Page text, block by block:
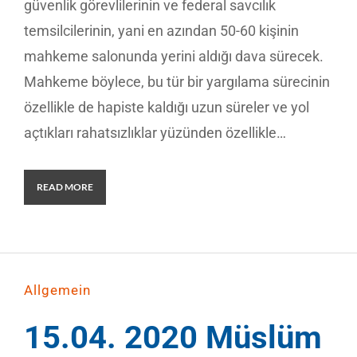
güvenlik görevlilerinin ve federal savcılık
temsilcilerinin, yani en azından 50-60 kişinin
mahkeme salonunda yerini aldığı dava sürecek.
Mahkeme böylece, bu tür bir yargılama sürecinin
özellikle de hapiste kaldığı uzun süreler ve yol
açtıkları rahatsızlıklar yüzünden özellikle…
READ MORE
Allgemein
15.04. 2020 Müslüm